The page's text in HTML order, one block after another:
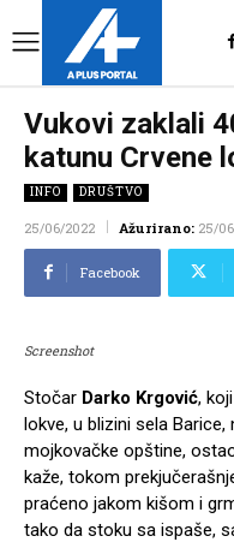
Vukovi zaklali
katunu Crvene
INFO DRUŠTVO
25/06/2022 Ažurirano: 25/
Facebook
Screenshot
Stočar Darko Krgović,
lokve, u blizini sela
mojkovačke opštine,
kaže, tokom
praćeno jakom kišom i
tako da stoku sa ispaše,